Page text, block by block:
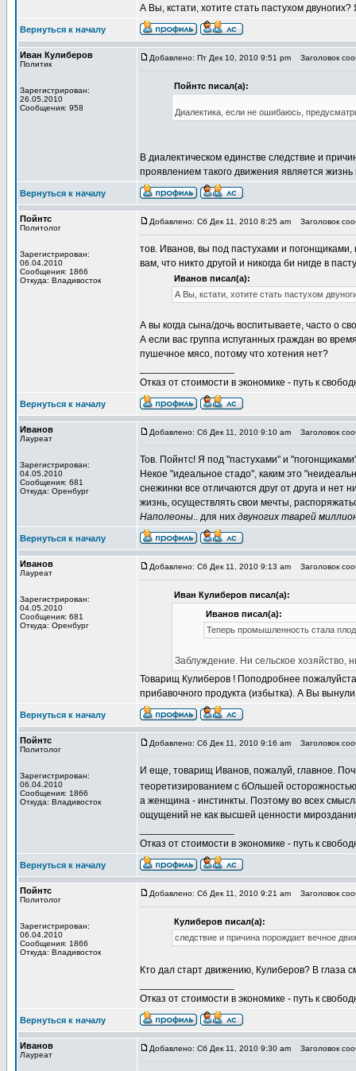
А Вы, кстати, хотите стать пастухом
Вернуться к началу
Иван Кулиберов
Политик
Зарегистрирован:
26.05.2010
Сообщения: 958
Добавлено: Пт Дек 10, 2010 9:51 pm Заголовок
Пойнтс писал(а):
Диалектика, если не ошибаюсь,
В диалектическом единстве следствие и
проявлением такого движения является
Вернуться к началу
Пойнтс
Политолог
Зарегистрирован:
06.04.2010
Сообщения: 1866
Откуда: Владивосток
Добавлено: Сб Дек 11, 2010 8:25 am Заголовок
тов. Иванов, вы под пастухами и
вам, что никто другой и никогда би нигде в
Иванов писал(а):
А Вы, кстати, хотите стать пастухом
А вы когда сына/дочь воспитываете, часто о
А если вас группа испуганных граждан во
пушечное мясо, потому что хотения нет?
Отказ от стоимости в экономике - путь к
Вернуться к началу
Иванов
Лауреат
Зарегистрирован:
04.05.2010
Сообщения: 681
Откуда: Оренбург
Добавлено: Сб Дек 11, 2010 9:10 am Заголовок
Тов. Пойнтс! Я под "пастухами" и
Некое "идеальное стадо", каким это
снежинки все отличаются друг от друга и
жизнь, осуществлять свои мечты,
Наполеоны.. для них двуногих тварей
Вернуться к началу
Иванов
Лауреат
Зарегистрирован:
04.05.2010
Сообщения: 681
Откуда: Оренбург
Добавлено: Сб Дек 11, 2010 9:13 am Заголовок
Иван Кулиберов писал(а):
Иванов писал(а):
Теперь промышленность стала
Заблуждение. Ни сельское
Товарищ Кулиберов ! Поподробнее
прибавочного продукта (избытка). А Вы
Вернуться к началу
Пойнтс
Политолог
Зарегистрирован:
06.04.2010
Сообщения: 1866
Откуда: Владивосток
Добавлено: Сб Дек 11, 2010 9:16 am Заголовок
И еще, товарищ Иванов, пожалуй, главное.
теоретизированием с бОльшей осторожностью
а женщина - инстинкты. Поэтому во всех
ощущений не как высшей ценности
Отказ от стоимости в экономике - путь к
Вернуться к началу
Пойнтс
Политолог
Зарегистрирован:
06.04.2010
Сообщения: 1866
Откуда: Владивосток
Добавлено: Сб Дек 11, 2010 9:21 am Заголовок
Кулиберов писал(а):
следствие и причина порождает вечное
Кто дал старт движению, Кулиберов? В глаза
Отказ от стоимости в экономике - путь к
Вернуться к началу
Иванов
Лауреат
Добавлено: Сб Дек 11, 2010 9:30 am Заголовок